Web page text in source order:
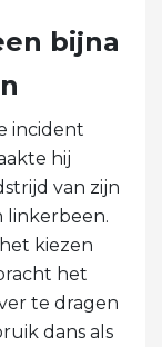
bijna
incident
hij
van zijn
linkerbeen.
kiezen
het
te dragen
dans als